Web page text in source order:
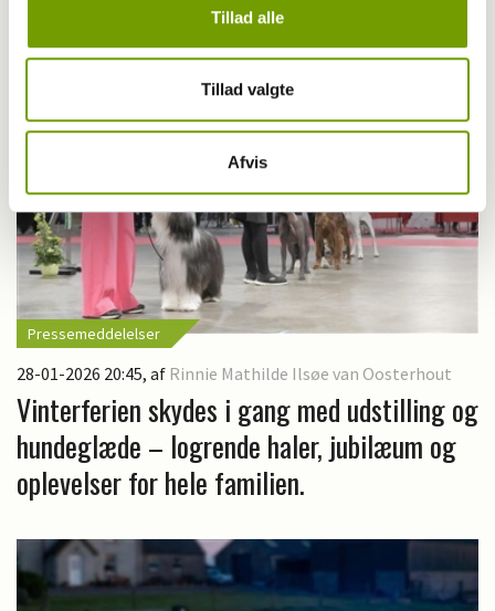
Tillad alle
Tillad valgte
Afvis
Pressemeddelelser
28-01-2026 20:45, af Rinnie Mathilde Ilsøe van Oosterhout
Vinterferien skydes i gang med udstilling og
hundeglæde – logrende haler, jubilæum og
oplevelser for hele familien.